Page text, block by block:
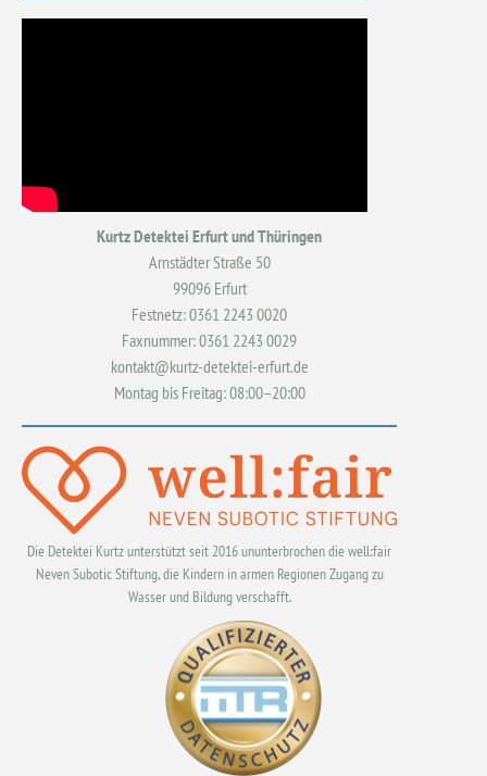
Kurtz Detektei Erfurt und Thüringen
Arnstädter Straße 50
99096 Erfurt
Festnetz: 0361 2243 0020
Faxnummer: 0361 2243 0029
kontakt@kurtz-detektei-erfurt.de
Montag bis Freitag: 08:00–20:00
Die Detektei Kurtz unterstützt seit 2016 ununterbrochen die well:fair
Neven Subotic Stiftung, die Kindern in armen Regionen Zugang zu
Wasser und Bildung verschafft.